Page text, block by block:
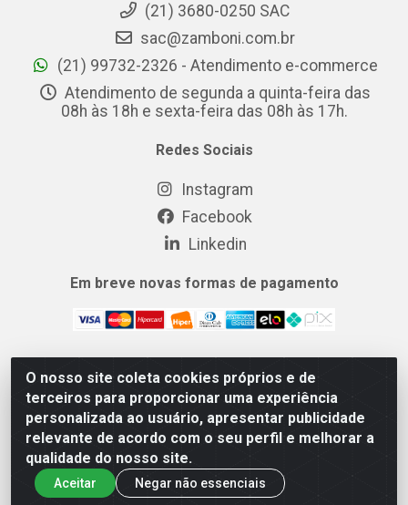
O nosso site coleta cookies próprios e de
terceiros para proporcionar uma experiência
personalizada ao usuário, apresentar publicidade
relevante de acordo com o seu perfil e melhorar a
qualidade do nosso site.
Aceitar
Negar não essenciais
(21) 3680-0250 SAC
sac@zamboni.com.br
(21) 99732-2326 - Atendimento e-commerce
Atendimento de segunda a quinta-feira das
08h às 18h e sexta-feira das 08h às 17h.
Redes Sociais
Instagram
Facebook
Linkedin
Em breve novas formas de pagamento
MIX CERTO DISTRIBUIDORA DE COSMÉTICOS
ALIMENTOS E LIMPEZA LTDA - Rua Dezesseis, 200,
Xerém, Duque de Caxias/RJ - CNPJ 14.741.172/0001-20